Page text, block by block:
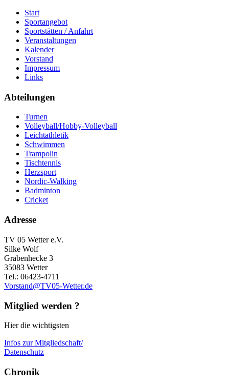
Start
Sportangebot
Sportstätten / Anfahrt
Veranstaltungen
Kalender
Vorstand
Impressum
Links
Abteilungen
Turnen
Volleyball/Hobby-Volleyball
Leichtathletik
Schwimmen
Trampolin
Tischtennis
Herzsport
Nordic-Walking
Badminton
Cricket
Adresse
TV 05 Wetter e.V.
Silke Wolf
Grabenhecke 3
35083 Wetter
Tel.: 06423-4711
Vorstand@TV05-Wetter.de
Mitglied werden ?
Hier die wichtigsten
Infos zur Mitgliedschaft/
Datenschutz
Chronik